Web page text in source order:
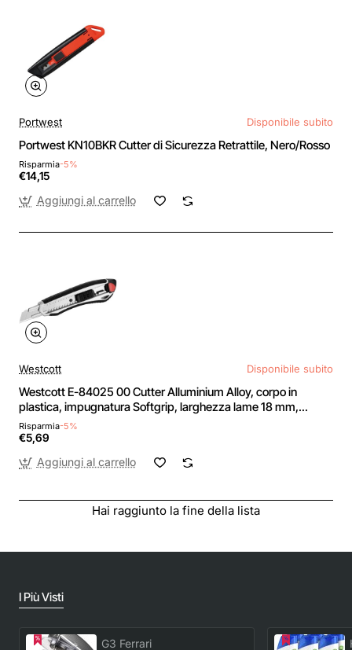
Portwest Disponibile subito
Portwest KN10BKR Cutter di Sicurezza Retrattile, Nero/Rosso
Risparmia-5%
€14,15
Aggiungi al carrello
Westcott Disponibile subito
Westcott E-84025 00 Cutter Alluminium Alloy, corpo in
plastica, impugnatura Softgrip, larghezza lame 18 mm,
grigio/nero
Risparmia-5%
€5,69
Aggiungi al carrello
Hai raggiunto la fine della lista
I Più Visti
G3 Ferrari